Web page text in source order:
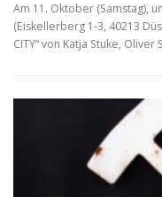
Am 11. Oktober (Samstag),
(Eiskellerberg 1-3, 40213
CITY“ von Katja Stuke,